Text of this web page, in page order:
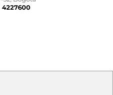
4227600